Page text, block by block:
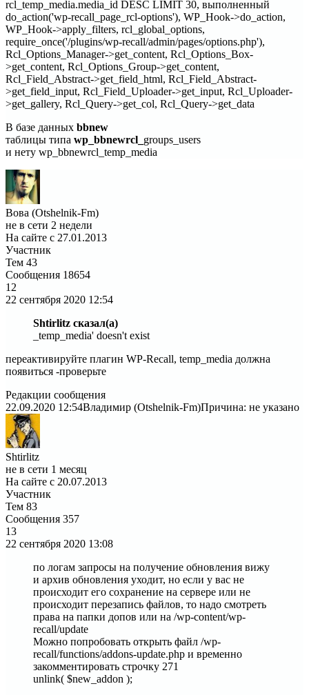
rcl_temp_media.media_id DESC LIMIT 30, выполненный
do_action('wp-recall_page_rcl-options'), WP_Hook->do_action,
WP_Hook->apply_filters, rcl_global_options,
require_once('/plugins/wp-recall/admin/pages/options.php'),
Rcl_Options_Manager->get_content, Rcl_Options_Box-
>get_content, Rcl_Options_Group->get_content,
Rcl_Field_Abstract->get_field_html, Rcl_Field_Abstract-
>get_field_input, Rcl_Field_Uploader->get_input, Rcl_Uploader-
>get_gallery, Rcl_Query->get_col, Rcl_Query->get_data
В базе данных bbnew
таблицы типа wp_bbnewrcl_ groups_users
и нету wp_bbnewrcl_temp_media
Вова (Otshelnik-Fm)
не в сети 2 недели
На сайте с 27.01.2013
Участник
Тем 43
Сообщения 18654
12
22 сентября 2020 12:54
Shtirlitz сказал(а)
_temp_media' doesn't exist
переактивируйте плагин WP-Recall, temp_media должна
появиться -проверьте
Редакции сообщения
22.09.2020 12:54Владимир (Otshelnik-Fm)Причина: не указано
Shtirlitz
не в сети 1 месяц
На сайте с 20.07.2013
Участник
Тем 83
Сообщения 357
13
22 сентября 2020 13:08
по логам запросы на получение обновления вижу
и архив обновления уходит, но если у вас не
происходит его сохранение на сервере или не
происходит перезапись файлов, то надо смотреть
права на папки допов или на /wp-content/wp-
recall/update
Можно попробовать открыть файл /wp-
recall/functions/addons-update.php и временно
закомментировать строчку 271
unlink( $new_addon );